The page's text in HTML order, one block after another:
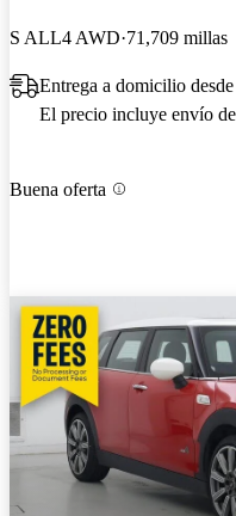
S ALL4 AWD 71,709 millas
Entrega a domicilio
El precio incluye envío
Buena oferta